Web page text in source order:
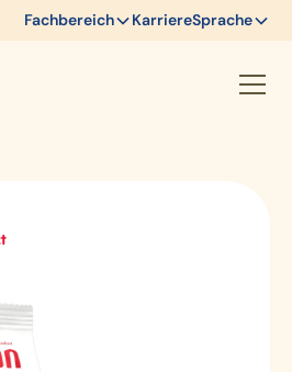
Fachbereich KarriereSprache